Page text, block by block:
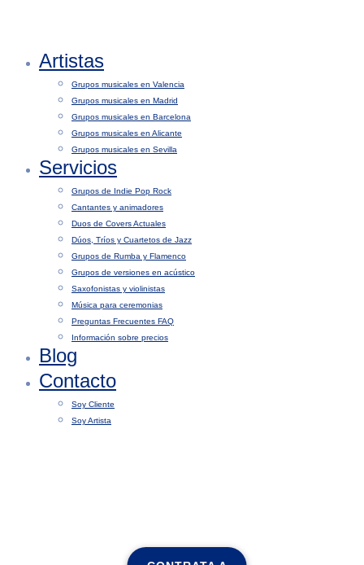
Artistas
Grupos musicales en Valencia
Grupos musicales en Madrid
Grupos musicales en Barcelona
Grupos musicales en Alicante
Grupos musicales en Sevilla
Servicios
Grupos de Indie Pop Rock
Cantantes y animadores
Duos de Covers Actuales
Dúos, Tríos y Cuartetos de Jazz
Grupos de Rumba y Flamenco
Grupos de versiones en acústico
Saxofonistas y violinistas
Música para ceremonias
Preguntas Frecuentes FAQ
Información sobre precios
Blog
Contacto
Soy Cliente
Soy Artista